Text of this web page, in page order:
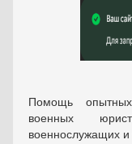
Помощь
военных
военнослужащих